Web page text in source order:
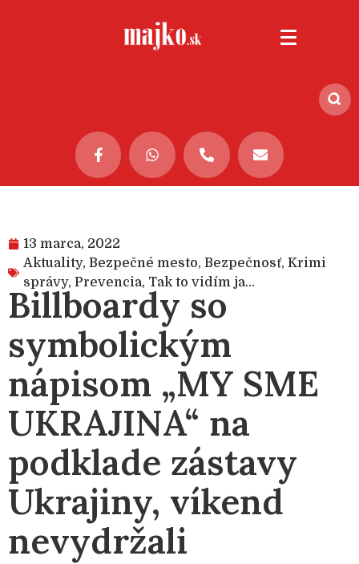
13 marca, 2022
Aktuality, Bezpečné mesto, Bezpečnosť, Krimi
správy, Prevencia, Tak to vidím ja...
Billboardy so
symbolickým
nápisom „MY SME
UKRAJINA“ na
podklade zástavy
Ukrajiny, víkend
nevydržali